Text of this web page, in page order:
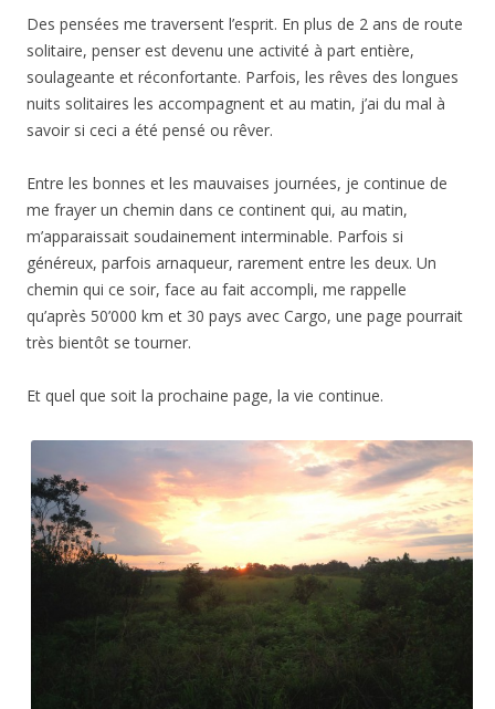
Des pensées me traversent l’esprit. En plus de 2 ans de route
solitaire, penser est devenu une activité à part entière,
soulageante et réconfortante. Parfois, les rêves des longues
nuits solitaires les accompagnent et au matin, j’ai du mal à
savoir si ceci a été pensé ou rêver.
Entre les bonnes et les mauvaises journées, je continue de
me frayer un chemin dans ce continent qui, au matin,
m’apparaissait soudainement interminable. Parfois si
généreux, parfois arnaqueur, rarement entre les deux. Un
chemin qui ce soir, face au fait accompli, me rappelle
qu’après 50’000 km et 30 pays avec Cargo, une page pourrait
très bientôt se tourner.
Et quel que soit la prochaine page, la vie continue.